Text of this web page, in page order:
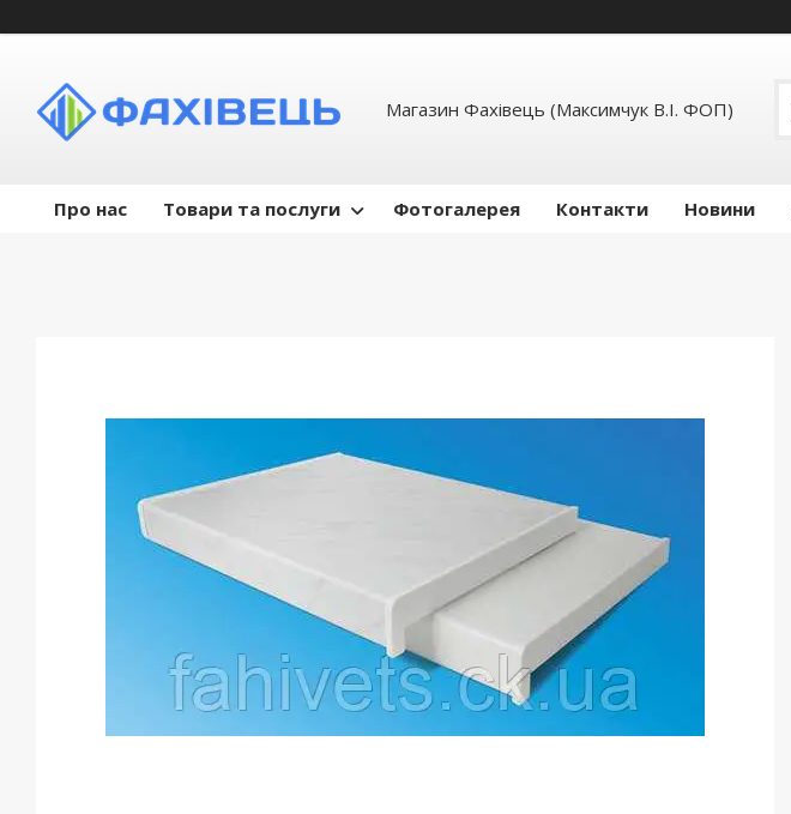
Магазин Фахівець (Максимчук В.І. ФОП)
Про нас Товари та послуги Фотогалерея Контакти Новини